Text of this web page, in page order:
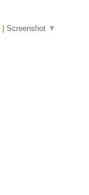
| Screenshot ▼